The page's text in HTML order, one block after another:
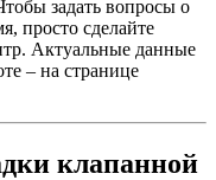
задать вопросы о
просто сделайте
Актуальные данные
– на странице
клапанной